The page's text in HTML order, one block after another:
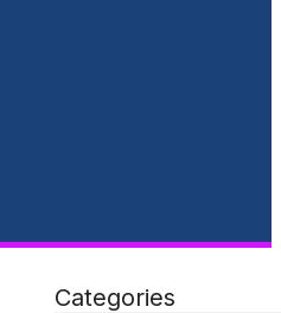
Categories